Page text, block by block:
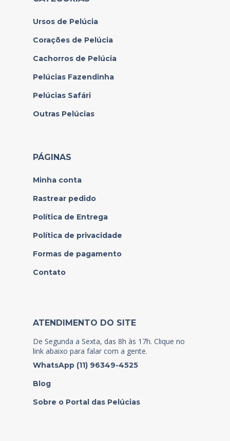
Ursos de Pelúcia
Corações de Pelúcia
Cachorros de Pelúcia
Pelúcias Fazendinha
Pelúcias Safári
Outras Pelúcias
PÁGINAS
Minha conta
Rastrear pedido
Política de Entrega
Política de privacidade
Formas de pagamento
Contato
ATENDIMENTO DO SITE
De Segunda a Sexta, das 8h às 17h. Clique no
link abaixo para falar com a gente.
WhatsApp (11) 96349-4525
Blog
Sobre o Portal das Pelúcias